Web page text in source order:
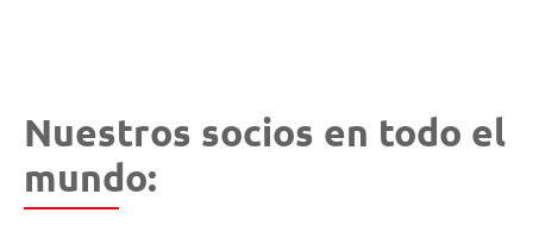
Nuestros socios en todo el
mundo: